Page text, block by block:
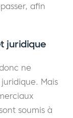
afin
juridique
ne
Mais
soumis à